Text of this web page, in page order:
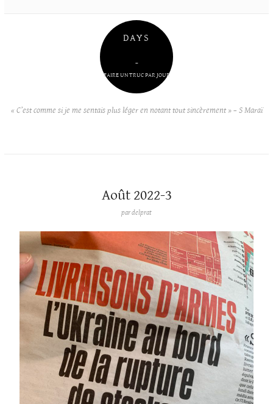
DAYS
–
FAIRE UN TRUC PAR JOUR
« C’est comme si je me sentais plus léger en notant tout sincèrement » – S Maraï
Août 2022-3
pardelprat